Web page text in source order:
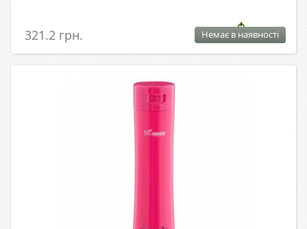
321.2 грн. Немає в наявності